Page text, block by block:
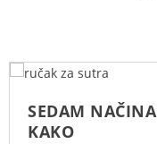
SEDAM NAČINA
KAKO